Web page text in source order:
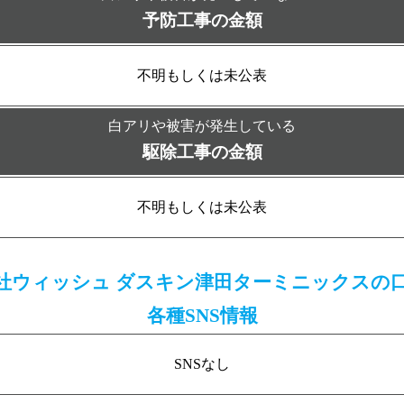
予防工事の金額
不明もしくは未公表
白アリや被害が発生している
駆除工事の金額
不明もしくは未公表
ウィッシュ ダスキン津田ターミニックスの
各種SNS情報
SNSなし